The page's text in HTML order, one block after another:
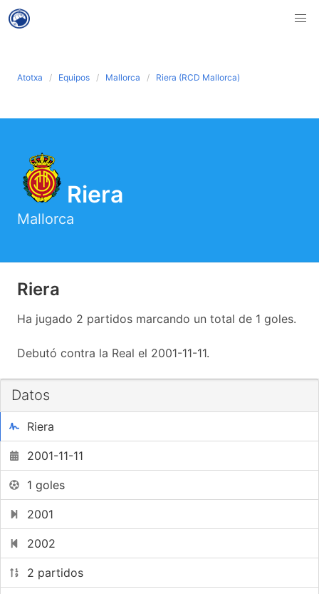
Atotxa Equipos Mallorca Riera (RCD Mallorca)
Riera
Mallorca
Riera
Ha jugado 2 partidos marcando un total de 1 goles.
Debutó contra la Real el 2001-11-11.
Datos
Riera
2001-11-11
1 goles
2001
2002
2 partidos